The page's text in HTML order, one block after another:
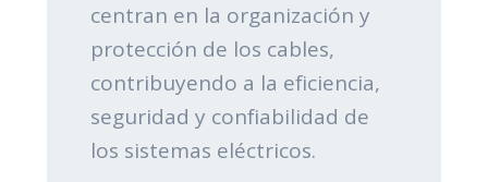
centran en la organización y
protección de los cables,
contribuyendo a la eficiencia,
seguridad y confiabilidad de
los sistemas eléctricos.